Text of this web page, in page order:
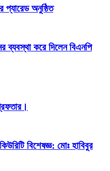
প্যারেড অনুষ্ঠিত
ব্যবস্থা করে দিলেন বিএনপি
বিশেষজ্ঞ: মোঃ হাবিবুর